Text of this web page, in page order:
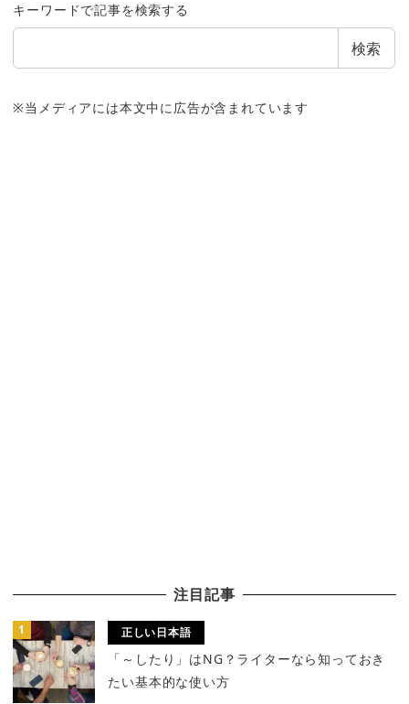
キーワードで記事を検索する
検索
※当メディアには本文中に広告が含まれています
注目記事
正しい日本語
「～したり」はNG？ライターなら知っておき
たい基本的な使い方